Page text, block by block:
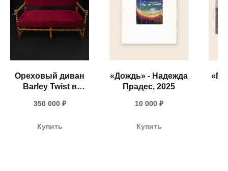
Ореховый диван
Barley Twist в
XIII (Франция,
XX века)
350 000 ₽
Купить
«Дождь» - Надежда
Прадес, 2025
10 000 ₽
Купить
+ 7 980 170-17-57
info@gallerique.ru